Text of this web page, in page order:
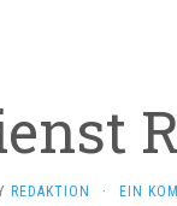
REDAKTION · EIN